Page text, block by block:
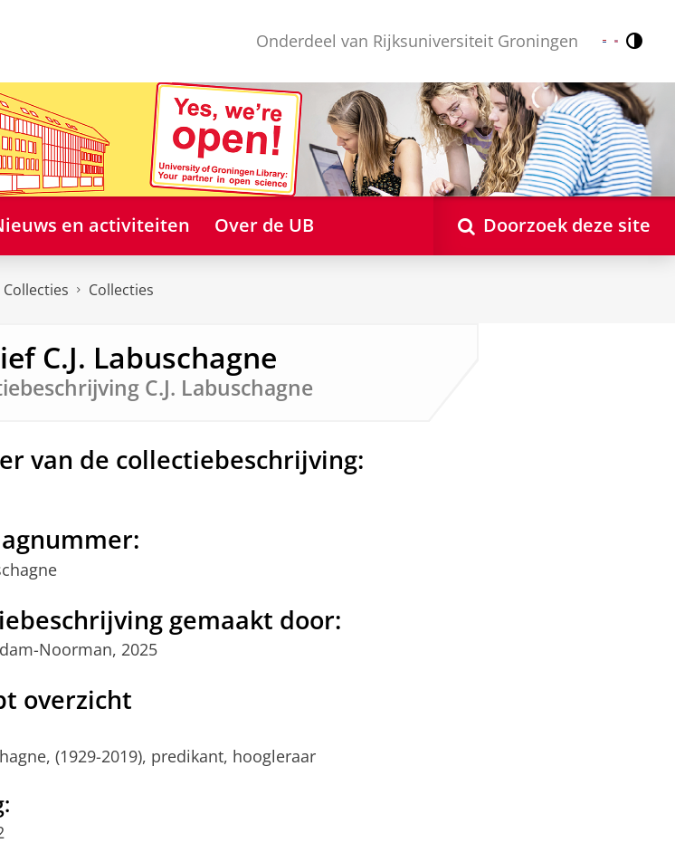
Onderdeel van Rijksuniversiteit Groningen Nederlands
English
en activiteiten Over de UB Doorzoek deze site
Collecties
C.J. Labuschagne
C.J. Labuschagne
van de collectiebeschrijving:
gemaakt door:
Noorman, 2025
overzicht
(1929-2019), predikant, hoogleraar